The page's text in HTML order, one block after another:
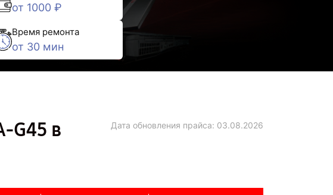
от 1000 ₽
Время ремонта
от 30 мин
G45 в
Дата обновления прайса: 03.08.2026